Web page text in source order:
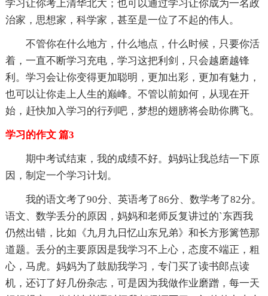
学习让你考上清华北大；也可以通过学习让你成为一名政
治家，思想家，科学家，甚至是一位了不起的伟人。
不管你在什么地方，什么地点，什么时候，只要你活
着，一直不断学习充电，学习这把利剑，只会越磨越锋
利。学习会让你变得更加聪明，更加出彩，更加有魅力，
也可以让你走上人生的巅峰。不管以前如何，从现在开
始，赶快加入学习的行列吧，梦想的翅膀将会助你腾飞。
学习的作文 篇3
期中考试结束，我的成绩不好。妈妈让我总结一下原
因，制定一个学习计划。
我的语文考了90分、英语考了86分、数学考了82分。
语文、数学丢分的原因，妈妈和老师反复讲过的`东西我
仍然出错，比如《九月九日忆山东兄弟》和长方形篱笆那
道题。丢分的主要原因是我学习不上心，态度不端正，粗
心，马虎。妈妈为了鼓励我学习，专门买了读书郎点读
机，还订了好几份杂志，可是因为我做作业磨蹭，每一天